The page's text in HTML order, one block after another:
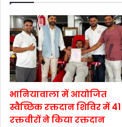
भानियावाला में आयोजित
स्वैच्छिक रक्तदान शिविर में 41
रक्तवीरों ने किया रक्तदान